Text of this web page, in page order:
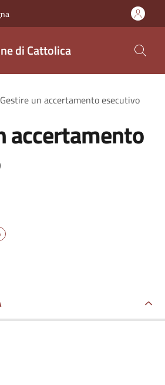
di Cattolica
Gestire un accertamento esecutivo
accertamento